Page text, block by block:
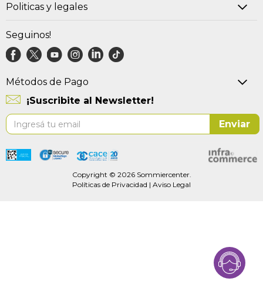
Politicas y legales
¡Suscribite al Newsletter!
Suscríbase
al
informativo:
Enviar
Seguinos!
Métodos de Pago
Copyright © 2026 Sommiercenter.
Políticas de Privacidad | Aviso Legal